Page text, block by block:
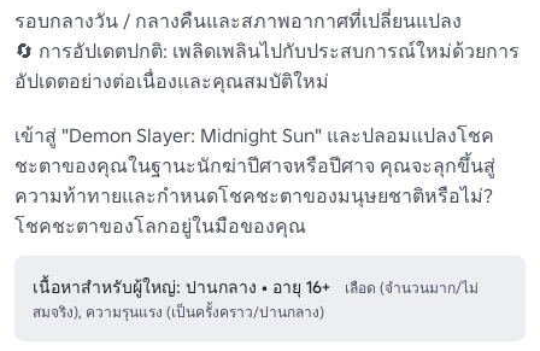
รอบกลางวัน / กลางคืนและสภาพอากาศที่เปลี่ยนแปลง
🔄 การอัปเดตปกติ: เพลิดเพลินไปกับประสบการณ์ใหม่ด้วยการ
อัปเดตอย่างต่อเนื่องและคุณสมบัติใหม่
เข้าสู่ "Demon Slayer: Midnight Sun" และปลอมแปลงโชค
ชะตาของคุณในฐานะนักฆ่าปีศาจหรือปีศาจ คุณจะลุกขึ้นสู่
ความท้าทายและกําหนดโชคชะตาของมนุษยชาติหรือไม่?
โชคชะตาของโลกอยู่ในมือของคุณ
เนื้อหาสำหรับผู้ใหญ่: ปานกลาง • อายุ 16+
เลือด (จำนวนมาก/ไม่
สมจริง), ความรุนแรง (เป็นครั้งคราว/ปานกลาง)